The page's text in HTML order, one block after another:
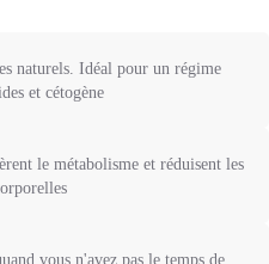
naturels. Idéal pour un régime
et cétogène
le métabolisme et réduisent les
vous n'avez pas le temps de